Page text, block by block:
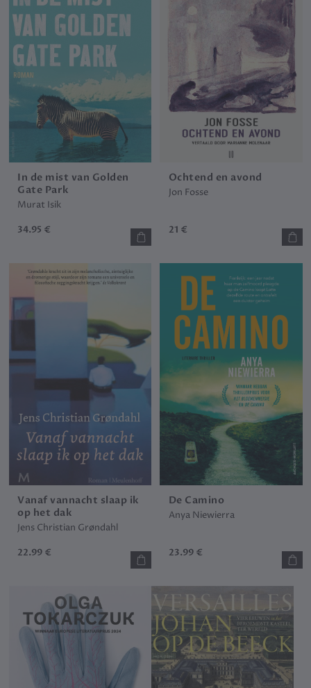
In de mist van Golden
Gate Park
Murat Isik
34.95 €
Ochtend en avond
Jon Fosse
21 €
Vanaf vannacht slaap ik
op het dak
Jens Christian Grøndahl
22.99 €
De Camino
Anya Niewierra
23.99 €